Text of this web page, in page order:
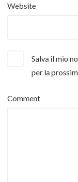
Website
Salva il mio
per la
Comment